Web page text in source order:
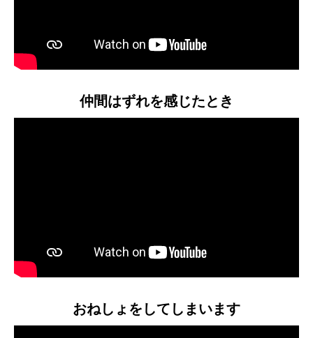
仲間はずれを感じたとき
おねしょをしてしまいます